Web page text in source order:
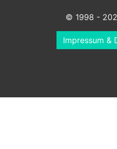
© 1998 -
Impressum &